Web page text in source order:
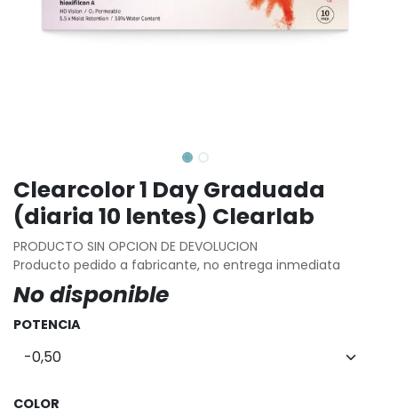
Clearcolor 1 Day Graduada
(diaria 10 lentes) Clearlab
PRODUCTO SIN OPCION DE DEVOLUCION
Producto pedido a fabricante, no entrega inmediata
No disponible
POTENCIA
COLOR